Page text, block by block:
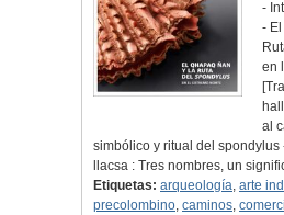
-
-
en
al
simbólico y ritual del spondylus
llacsa : Tres nombres, un
Etiquetas: arqueología, arte
precolombino, caminos,